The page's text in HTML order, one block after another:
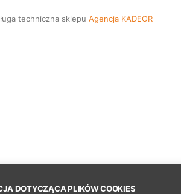
techniczna sklepu Agencja KADEOR
DOTYCZĄCA PLIKÓW COOKIES